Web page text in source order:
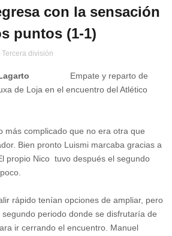
con la sensación
puntos (1-1)
Tercera división
Empate y reparto de
de Loja en el encuentro del Atlético
más complicado que no era otra que
Bien pronto Luismi marcaba gracias a
propio Nico tuvo después el segundo
rápido tenían opciones de ampliar, pero
periodo donde se disfrutaría de
ir cerrando el encuentro. Manuel